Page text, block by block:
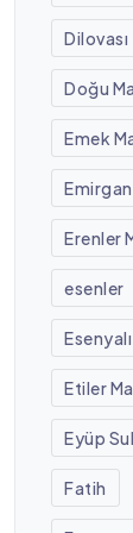
Dilovası
Doğu
Emek
Erenler
esenler
Etiler
Eyüp
Fatih